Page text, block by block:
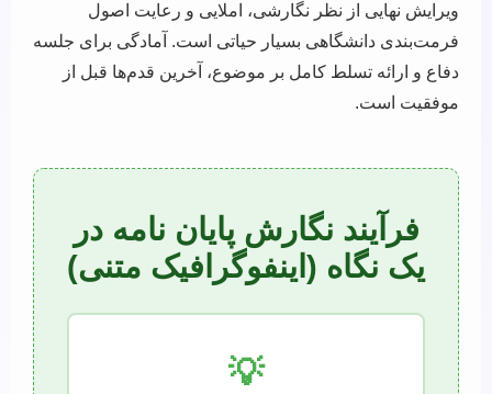
ویرایش نهایی از نظر نگارشی، املایی و رعایت اصول
فرمت‌بندی دانشگاهی بسیار حیاتی است. آمادگی برای جلسه
دفاع و ارائه تسلط کامل بر موضوع، آخرین قدم‌ها قبل از
موفقیت است.
فرآیند نگارش پایان نامه در
یک نگاه (اینفوگرافیک متنی)
💡